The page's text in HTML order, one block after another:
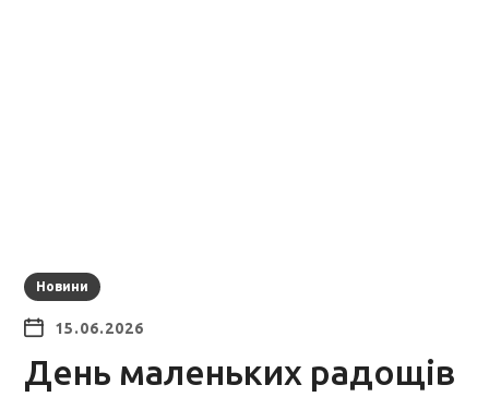
Новини
15.06.2026
День маленьких радощів